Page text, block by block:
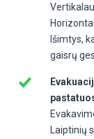
Išimtys,
gaisrų
Laiptinių